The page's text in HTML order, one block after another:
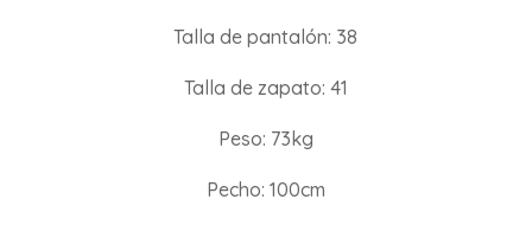
Talla de pantalón: 38
Talla de zapato: 41
Peso: 73kg
Pecho: 100cm